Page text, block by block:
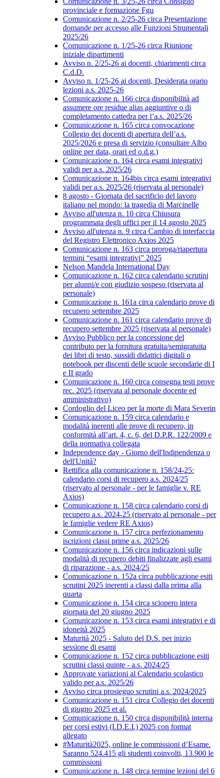
provinciale e formazione Fgu
Comunicazione n. 2/25-26 circa Presentazione
domande per accesso alle Funzioni Strumentali
2025/26
Comunicazione n. 1/25-26 circa Riunione
iniziale dipartimenti
Avviso n. 2/25-26 ai docenti, chiarimenti circa
C.d.D.
Avviso n. 1/25-26 ai docenti, Desiderata orario
lezioni a.s. 2025-26
Comunicazione n. 166 circa disponibilità ad
assumere ore residue alias aggiuntive o di
completamento cattedra per l’a.s. 2025/26
Comunicazione n. 165 circa convocazione
Collegio dei docenti di apertura dell’a.s.
2025/2026 e presa di servizio (consultare Albo
online per data, orari ed o.d.g.)
Comunicazione n. 164 circa esami integrativi
validi per a.s. 2025/26
Comunicazione n. 164bis circa esami integrativi
validi per a.s. 2025/26 (riservata al personale)
8 agosto - Giornata del sacrificio del lavoro
italiano nel mondo: la tragedia di Marcinelle
Avviso all'utenza n. 10 circa Chiusura
programmata degli uffici per il 14 agosto 2025
Avviso all'utenza n. 9 circa Cambio di interfaccia
del Registro Elettronico Axios 2025
Comunicazione n. 163 circa proroga/riapertura
termini “esami integrativi” 2025
Nelson Mandela International Day
Comunicazione n. 162 circa calendario scrutini
per alunni/e con giudizio sospeso (riservata al
personale)
Comunicazione n. 161a circa calendario prove di
recupero settembre 2025
Comunicazione n. 161 circa calendario prove di
recupero settembre 2025 (riservata al personale)
Avviso Pubblico per la concessione del
contributo per la fornitura gratuita/semigratuita
dei libri di testo, sussidi didattici digitali o
notebook per discenti delle scuole secondarie di I
e II grado
Comunicazione n. 160 circa consegna testi prove
rec. 2025 (riservata al personale docente ed
amministrativo)
Cordoglio del Liceo per la morte di Mara Severin
Comunicazione n. 159 circa calendario e
modalità inerenti alle prove di recupero, in
conformità all’art. 4, c. 6, del D.P.R. 122/2009 e
della normativa collegata
Independence day - Giorno dell'Indipendenza o
dell'Unità?
Rettifica alla comunicazione n. 158/24-25:
calendario corsi di recupero a.s. 2024/25
(riservato al personale - per le famiglie v. RE
Axios)
Comunicazione n. 158 circa calendario corsi di
recupero a.s. 2024-25 (riservato al personale - per
le famiglie vedere RE Axios)
Comunicazione n. 157 circa perfezionamento
iscrizioni classi prime a.s. 2025/26
Comunicazione n. 156 circa indicazioni sulle
modalità di recupero debiti finalizzate agli esami
di riparazione - a.s. 2024/25
Comunicazione n. 152a circa pubblicazione esiti
scrutini 2025 inerenti a classi dalla prima alla
quarta
Comunicazione n. 154 circa sciopero intera
giornata del 20 giugno 2025
Comunicazione n. 153 circa esami integrativi e di
idoneità 2025
Maturità 2025 - Saluto del D.S. per inizio
sessione di esami
Comunicazione n. 152 circa pubblicazione esiti
scrutini classi quinte - a.s. 2024/25
Approvate variazioni al Calendario scolastico
valido per a.s. 2025/26
Avviso circa prosieguo scrutini a.s. 2024/2025
Comunicazione n. 151 circa Collegio dei docenti
di giugno 2025 et al.
Comunicazione n. 150 circa disponibilità interna
per corsi estivi (I.D.E.I.) 2025 con format
allegato
#Maturità2025, online le commissioni d’Esame.
Saranno 524.415 gli studenti coinvolti, 13.900 le
commissioni
Comunicazione n. 148 circa termine lezioni del 6